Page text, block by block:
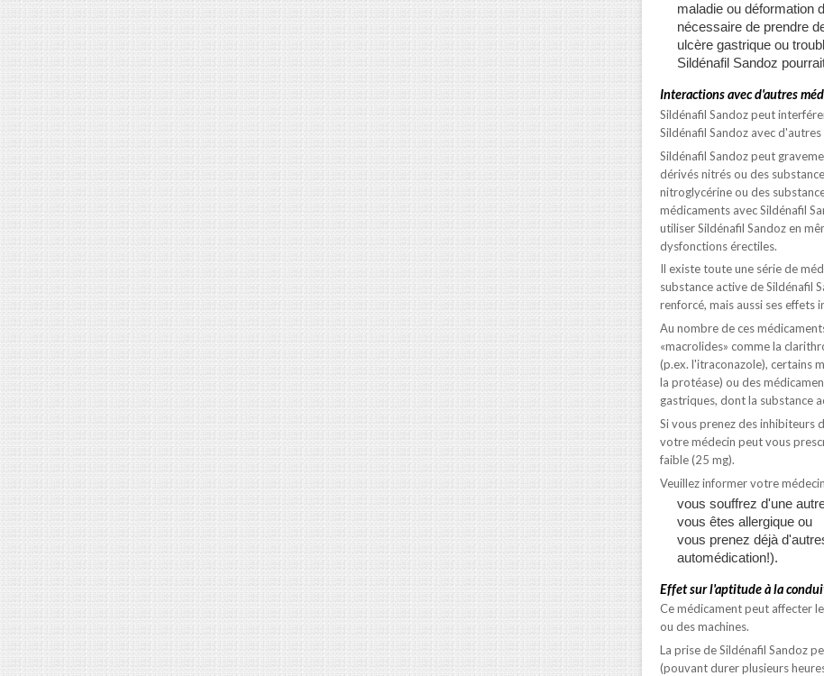
maladie ou déformation
nécessaire de prendre
ulcère gastrique ou
Sildénafil Sandoz
Interactions avec d'autres
Sildénafil Sandoz peut
Sildénafil Sandoz avec
Sildénafil Sandoz peut
dérivés nitrés ou des
nitroglycérine ou des
médicaments avec Sildénafil
utiliser Sildénafil Sandoz en
dysfonctions érectiles.
Il existe toute une série de
substance active de Sildénafil
renforcé, mais aussi ses effets
Au nombre de ces
«macrolides» comme la
(p.ex. l'itraconazole), certains
la protéase) ou des
gastriques, dont la substance
Si vous prenez des inhibiteurs
votre médecin peut vous
faible (25 mg).
Veuillez informer votre
vous souffrez d'une
vous êtes allergique ou
vous prenez déjà
automédication!).
Effet sur l'aptitude à la
Ce médicament peut affecter
ou des machines.
La prise de Sildénafil Sandoz
(pouvant durer plusieurs